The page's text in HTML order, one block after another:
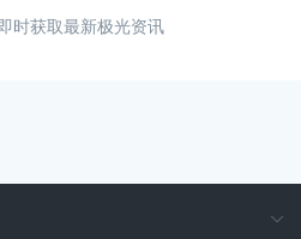
时获取最新极光资讯